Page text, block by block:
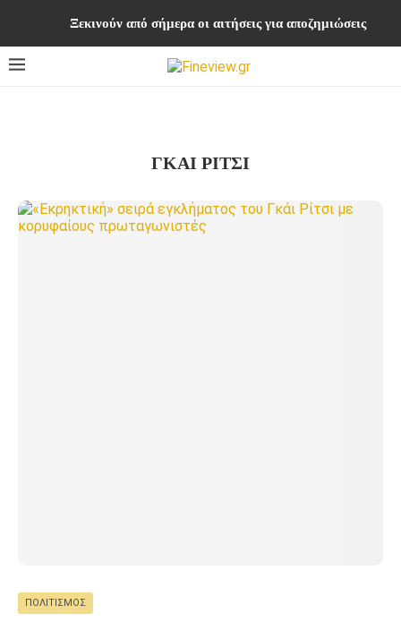
Ξεκινούν από σήμερα οι αιτήσεις για αποζημιώσεις
ΓΚΑΙ ΡΙΤΣΙ
ΠΟΛΙΤΙΣΜΌΣ